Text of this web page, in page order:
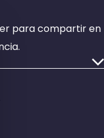
la
para compartir en